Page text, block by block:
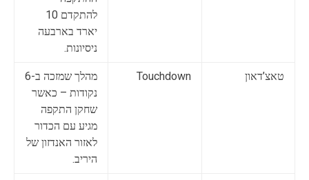
להתקדם 10
יארד בארבעה
ניסיונות.
טאצ’דאון Touchdown
מהלך שמזכה ב-6
נקודות – כאשר
שחקן התקפה
מגיע עם הכדור
לאזור האנדזון של
היריב.